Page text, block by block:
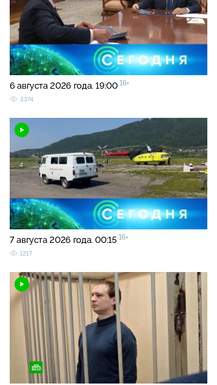
6 августа 2026 года. 19:00 16+
3374
7 августа 2026 года. 00:15 16+
1217